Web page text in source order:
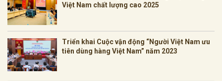
Việt Nam chất lượng cao 2025
Triển khai Cuộc vận động “Người Việt Nam ưu
tiên dùng hàng Việt Nam” năm 2023